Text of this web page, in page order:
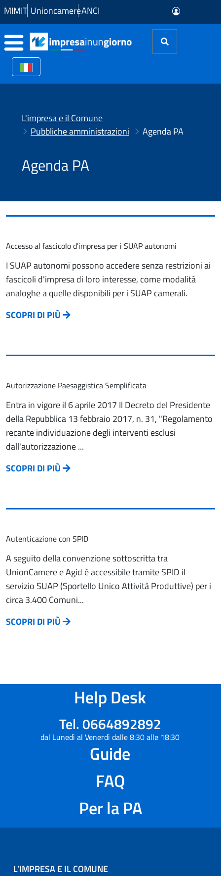
Skip to Main Content
MIMIT UnioncamereANCI
L'impresa e il Comune
Pubbliche amministrazioni
Agenda PA
Agenda PA
Accesso al fascicolo d'impresa per i SUAP autonomi
I SUAP autonomi possono accedere senza restrizioni ai
fascicoli d'impresa di loro interesse, come modalità
analoghe a quelle disponibili per i SUAP camerali.
SCOPRI DI PIÙ
Autorizzazione Paesaggistica Semplificata
Entra in vigore il 6 aprile 2017 Il Decreto del Presidente
della Repubblica 13 febbraio 2017, n. 31, "Regolamento
recante individuazione degli interventi esclusi
dall'autorizzazione ...
SCOPRI DI PIÙ
Autenticazione con SPID
A seguito della convenzione sottoscritta tra
UnionCamere e Agid è accessibile tramite SPID il
servizio SUAP (Sportello Unico Attività Produttive) per i
circa 3.400 Comuni...
SCOPRI DI PIÙ
Help Desk
Tel. 0664892892
dal Lunedì al Venerdì dalle 8:30 alle 18:30
Guide
FAQ
Per la PA
L’IMPRESA E IL COMUNE